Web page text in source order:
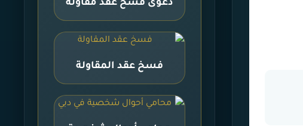
دعوى فسخ عقد مقاولة
فسخ عقد المقاولة